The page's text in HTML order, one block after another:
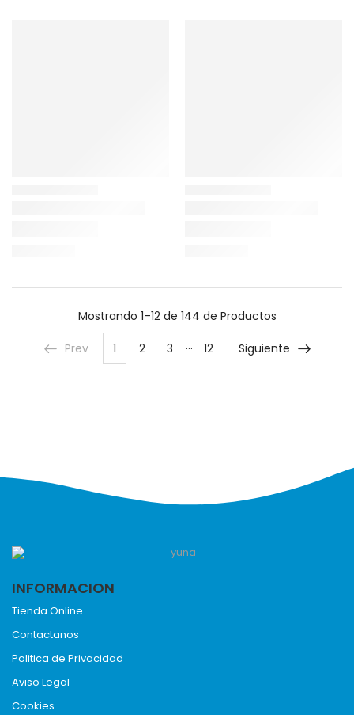
Mostrando 1–12 de 144 de Productos
Prev 1 2 3 … 12 Siguiente
INFORMACION
Tienda Online
Contactanos
Politica de Privacidad
Aviso Legal
Cookies